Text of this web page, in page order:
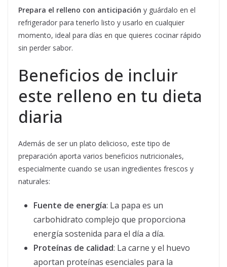
Prepara el relleno con anticipación y guárdalo en el
refrigerador para tenerlo listo y usarlo en cualquier
momento, ideal para días en que quieres cocinar rápido
sin perder sabor.
Beneficios de incluir
este relleno en tu dieta
diaria
Además de ser un plato delicioso, este tipo de
preparación aporta varios beneficios nutricionales,
especialmente cuando se usan ingredientes frescos y
naturales:
Fuente de energía: La papa es un
carbohidrato complejo que proporciona
energía sostenida para el día a día.
Proteínas de calidad: La carne y el huevo
aportan proteínas esenciales para la